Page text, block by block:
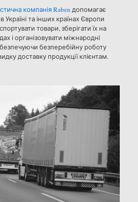
компанія Raben допомагає
Україні та інших країнах Європи
товари, зберігати їх на
і організовувати міжнародні
безперебійну роботу
доставку продукції клієнтам.